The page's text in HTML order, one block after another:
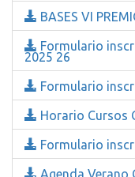
BASES VI
Formulario
2025 26
Formulario
Horario Cursos
Formulario
Agenda Verano